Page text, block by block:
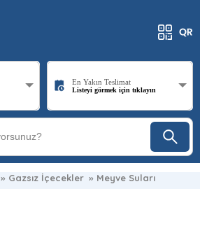
En Yakın Teslimat
Listeyi görmek için tıklayın
» Gazsız İçecekler » Meyve Suları